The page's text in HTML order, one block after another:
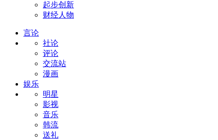
起步创新
财经人物
言论
社论
评论
交流站
漫画
娱乐
明星
影视
音乐
韩流
送礼